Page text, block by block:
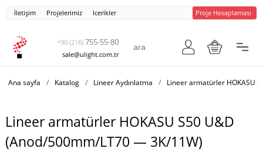
İletişim Projelerimiz Icerikler Proje Hesaplaması
+90 (216) 755-55-80
sale@ulight.com.tr
Ana sayfa / Katalog / Lineer Aydınlatma / Lineer armatürler HOKASU
Lineer armatürler HOKASU S50 U&D
(Anod/500mm/LT70 — 3K/11W)